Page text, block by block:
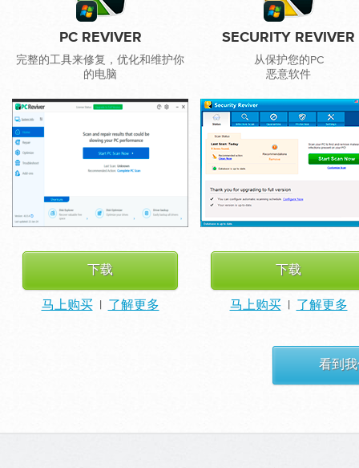
PC REVIVER
完整的工具来修复，优化和维护你
的电脑
SECURITY REVIVER
从保护您的PC
恶意软件
下载
马上购买| 了解更多
下载
马上购买| 了解更多
看到